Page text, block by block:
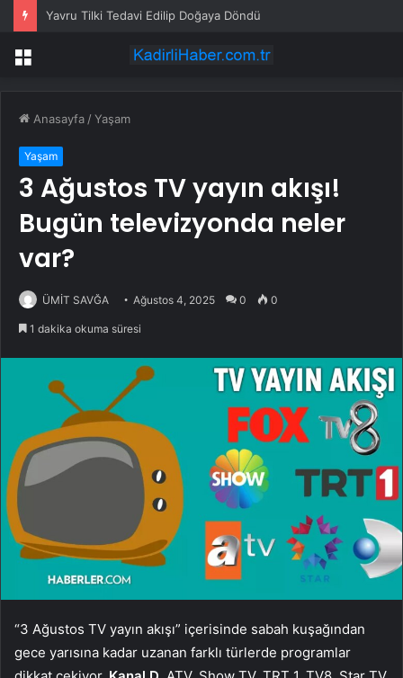
Yavru Tilki Tedavi Edilip Doğaya Döndü
Menü
Anasayfa /Yaşam
Yaşam
3 Ağustos TV yayın akışı!
Bugün televizyonda neler
var?
ÜMİT SAVĞA Ağustos 4, 2025 0 0
1 dakika okuma süresi
“3 Ağustos TV yayın akışı” içerisinde sabah kuşağından
gece yarısına kadar uzanan farklı türlerde programlar